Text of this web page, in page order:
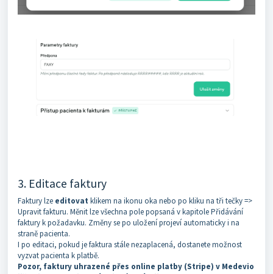
3. Editace faktury
Faktury lze editovat klikem na ikonu oka nebo po kliku na tři tečky =>
Upravit fakturu. Měnit lze všechna pole popsaná v kapitole Přidávání
faktury k požadavku. Změny se po uložení projeví automaticky i na
straně pacienta.
I po editaci, pokud je faktura stále nezaplacená, dostanete možnost
vyzvat pacienta k platbě.
Pozor, faktury uhrazené přes online platby (Stripe) v Medevio